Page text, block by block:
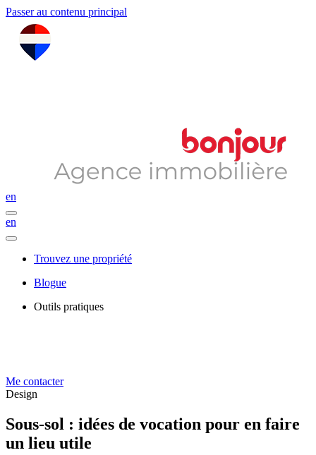
Passer au contenu principal
en
en
Trouvez une propriété
Blogue
Outils pratiques
Me contacter
Design
Sous-sol : idées de vocation pour en faire
un lieu utile